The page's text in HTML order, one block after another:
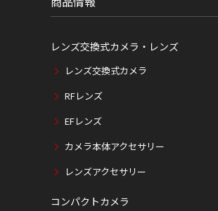
レンズ交換式カメラ・レンズ
レンズ交換式カメラ
RFレンズ
EFレンズ
カメラ本体アクセサリー
レンズアクセサリー
コンパクトカメラ